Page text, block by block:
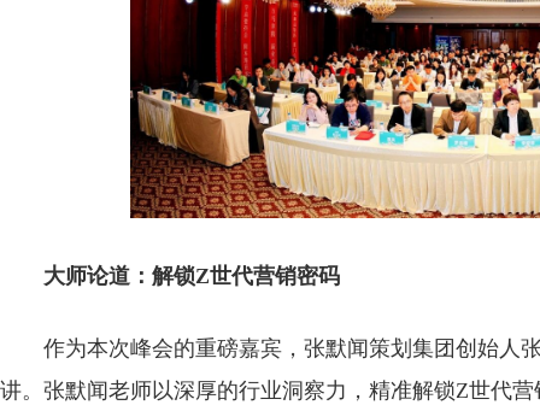
大师论道：解锁Z世代营销密码
作为本次峰会的重磅嘉宾，张默闻策划集团创始人
讲。张默闻老师以深厚的行业洞察力，精准解锁Z世代